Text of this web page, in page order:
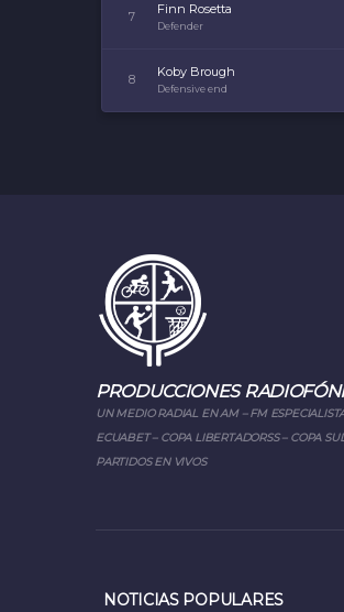
7 Finn Rosetta
Defender
8 Koby Brough
Defensive end
PRODUCCIONES
UN MEDIO RADIAL EN AM – FM
ECUABET – COPA LIBERTADORSS – COPA
PARTIDOS EN VIVOS
NOTICIAS POPULARES